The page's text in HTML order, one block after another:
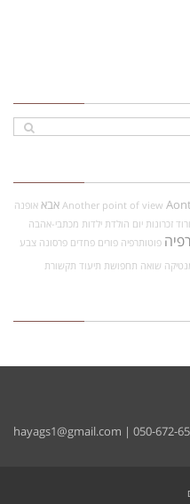
Another point of view אבא אופנה
ורוד זכרונות יום הולדת ילדות מכתבי-אהבה
פוטותרפיה פורים פחדים פרסונה צבע
שואה תחפושת תיעוד תקשורת
050-672-
|
hayags1@gmail.com